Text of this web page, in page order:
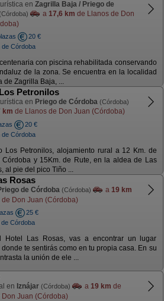
en Zagrilla Baja / Priego de
a 17,6 km de Llanos de Don
20 €
de Córdoba
con piscina rehabilitada conservando
de la zona. Se encuentra en la localidad
de Zagrilla Baja, ...
Petronilos
en Priego de Córdoba (Córdoba)
km de Llanos de Don Juan (Córdoba)
20 €
de Córdoba
Los Petronilos, alojamiento rural a 12 Km. de
Córdoba y 15Km. de Rute, en la aldea de Las
al pie del pico Tiño ...
Rosas
de Córdoba (Córdoba) a 19 km
Don Juan (Córdoba)
25 €
de Córdoba
Hotel Las Rosas, vas a encontrar un lugar
donde te sentirás como en tu propia casa. En su
la unión de ele ...
en Iznájar (Córdoba) a 19 km de
Don Juan (Córdoba)